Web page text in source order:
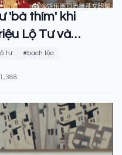
'bà thím' khi
Lộ Tư và
tư #bạch lộc
1,368